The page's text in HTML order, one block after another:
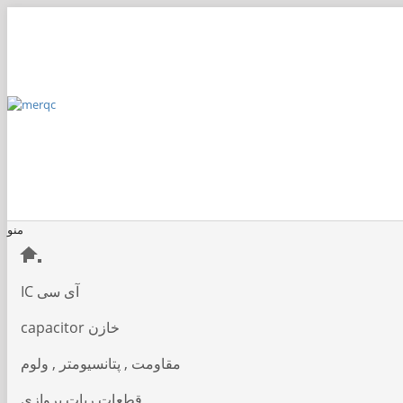
منو
IC آی سی
capacitor خازن
مقاومت , پتانسیومتر , ولوم